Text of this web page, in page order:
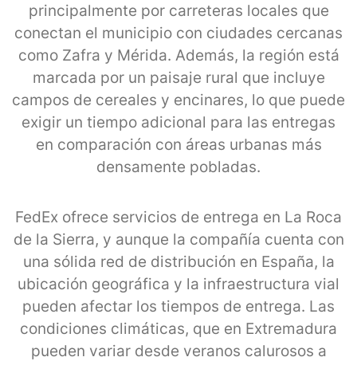
principalmente por carreteras locales que
conectan el municipio con ciudades cercanas
como Zafra y Mérida. Además, la región está
marcada por un paisaje rural que incluye
campos de cereales y encinares, lo que puede
exigir un tiempo adicional para las entregas
en comparación con áreas urbanas más
densamente pobladas.
FedEx ofrece servicios de entrega en La Roca
de la Sierra, y aunque la compañía cuenta con
una sólida red de distribución en España, la
ubicación geográfica y la infraestructura vial
pueden afectar los tiempos de entrega. Las
condiciones climáticas, que en Extremadura
pueden variar desde veranos calurosos a